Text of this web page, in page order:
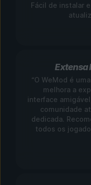
Fácil de instalar
Extensa
“O WeMod é
melhora a
interface
comunidade
dedicada.
todos os